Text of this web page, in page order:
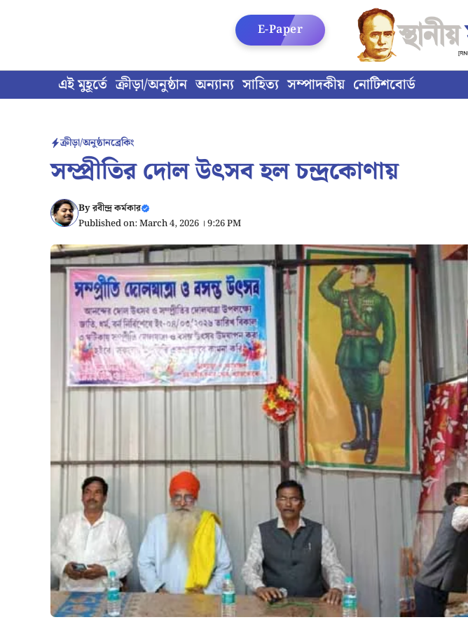
এই মুহূর্তে ক্রীড়া/অনুষ্ঠান অন্যান্য সাহিত্য সম্পাদকীয় নোটিশবোর্ড
E-Paper
ক্রীড়া/অনুষ্ঠানব্রেকিং
সম্প্রীতির দোল উৎসব হল চন্দ্রকোণায়
Byরবীন্দ্র কর্মকার
Published on: March 4, 2026 । 9:26 PM